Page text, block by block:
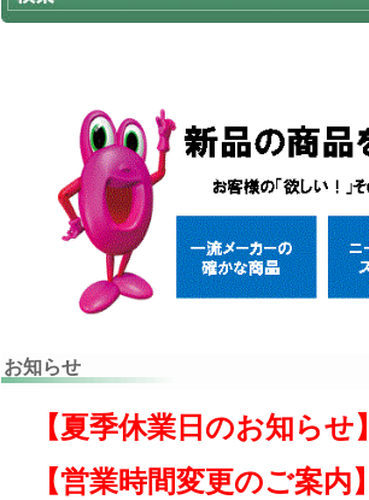
お知らせ
【夏季休業日のお知らせ】
【営業時間変更のご案内】